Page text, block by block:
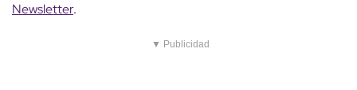
Newsletter.
▼ Publicidad